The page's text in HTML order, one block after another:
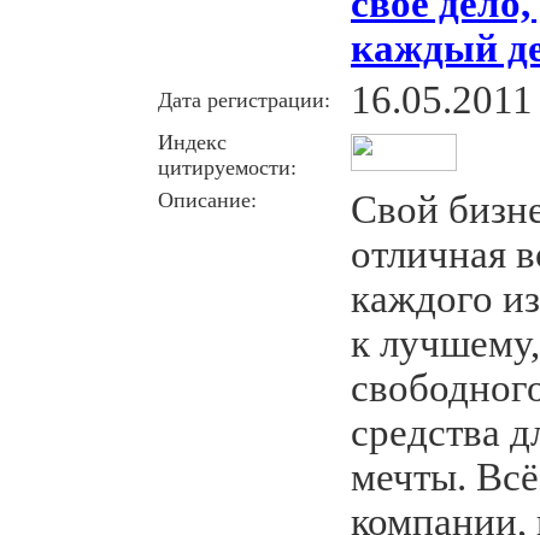
каждый
Дата регистрации: 16.05.2011
Индекс
цитируемости:
Описание:
Свой
отличная
каждого
к
средства
мечты.
компании,